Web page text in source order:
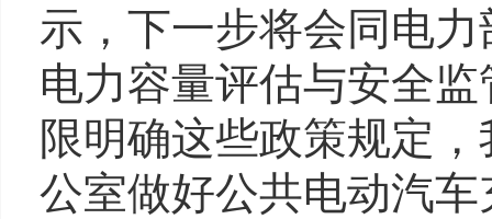
示，下一步将会同电
电力容量评估与安全
限明确这些政策规定
公室做好公共电动汽